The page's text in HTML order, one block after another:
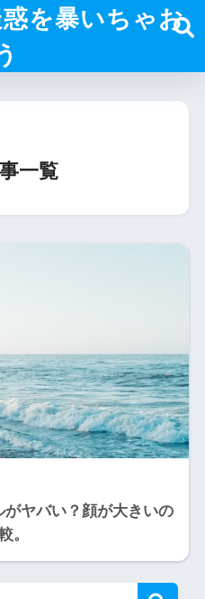
を暴いちゃお
一覧
ヤバい？顔が大きいの
。